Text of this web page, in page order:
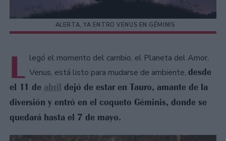
ALERTA, YA ENTRO VENUS EN GÉMINIS
L legó el momento del cambio, el Planeta del Amor,
Venus, está listo para mudarse de ambiente, desde
el 11 de abril dejó de estar en Tauro, amante de la
diversión y entró en el coqueto Géminis, donde se
quedará hasta el 7 de mayo.